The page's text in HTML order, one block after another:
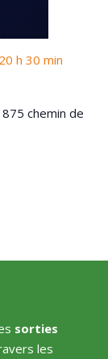
20 h 30 min
875 chemin de
sorties
les